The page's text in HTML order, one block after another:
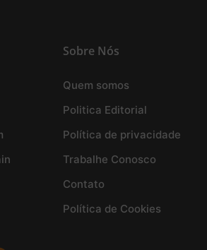
Sobre Nós
Quem somos
Politica Editorial
Política de privacidade
Trabalhe Conosco
Contato
Política de Cookies